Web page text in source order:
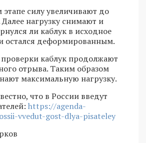
силу увеличивают до
нагрузку снимают и
ли каблук в исходное
остался деформированным.
каблук продолжают
отрыва. Таким образом
максимальную нагрузку.
что в России введут
https://agenda-
vvedut-gost-dlya-pisateley